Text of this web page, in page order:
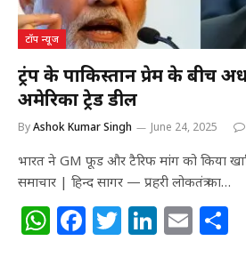
टॉप न्यूज
ट्रंप के पाकिस्तान प्रेम के बीच
अमेरिका ट्रेड डील
ByAshok Kumar Singh June 24, 2025
भारत ने GM फूड और टैरिफ मांग को किया
समाचार | हिन्द सागर — प्रहरी लोकतंत्र का…
W F T Li E